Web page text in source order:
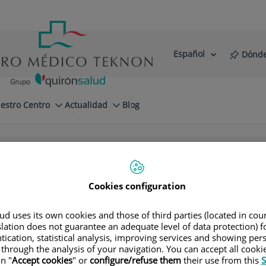
Selector
Idioma
Español
Centro Actualidad Blog
AliciaGarrido Pla
Cookies configuration
uses its own cookies and those of third parties (located in
does not guarantee an adequate level of data protection)
statistical analysis, improving services and showing
the analysis of your navigation. You can accept all
"Accept cookies" or configure/refuse themtheir use from this